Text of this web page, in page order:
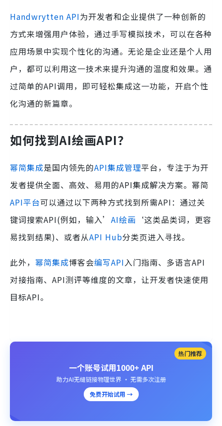
Handwrytten API为开发者和企业提供了一种创新的
方式来增强用户体验，通过手写模拟技术，可以在各种
应用场景中实现个性化的沟通。无论是企业还是个人用
户，都可以利用这一技术来提升沟通的温度和效果。通
过简单的API调用，即可轻松集成这一功能，开启个性
化沟通的新篇章。
如何找到AI绘画API？
幂简集成是国内领先的API集成管理平台，专注于为开
发者提供全面、高效、易用的API集成解决方案。幂简
API平台可以通过以下两种方式找到所需API：通过关
键词搜索API(例如，输入’ AI绘画 ‘这类品类词，更容
易找到结果)、或者从API Hub分类页进入寻找。
此外， 幂简集成博客会编写API入门指南、多语言API
对接指南、API测评等维度的文章，让开发者快速使用
目标API。
热门推荐
一个账号试用1000+ API
助力AI无缝链接物理世界 · 无需多次注册
免费开始试用 →